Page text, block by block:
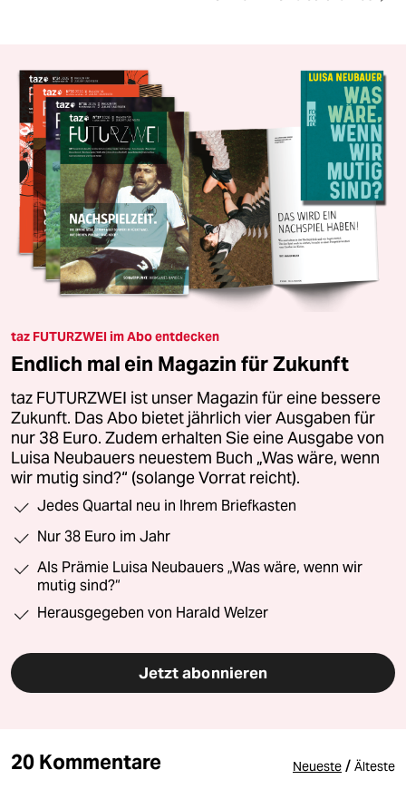
taz FUTURZWEI im Abo entdecken
Endlich mal ein Magazin für Zukunft
taz FUTURZWEI ist unser Magazin für eine bessere
Zukunft. Das Abo bietet jährlich vier Ausgaben für
nur 38 Euro. Zudem erhalten Sie eine Ausgabe von
Luisa Neubauers neuestem Buch „Was wäre, wenn
wir mutig sind?“ (solange Vorrat reicht).
Jedes Quartal neu in Ihrem Briefkasten
Nur 38 Euro im Jahr
Als Prämie Luisa Neubauers „Was wäre, wenn wir
mutig sind?“
Herausgegeben von Harald Welzer
Jetzt abonnieren
20 Kommentare Neueste / Älteste